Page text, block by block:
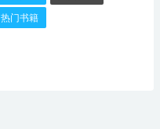
热门书籍